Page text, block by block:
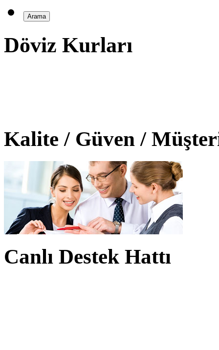
Döviz Kurları
Kalite / Güven /
Canlı Destek Hattı